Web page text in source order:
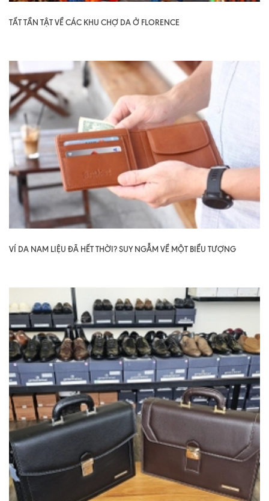
TẤT TẦN TẬT VỀ CÁC KHU CHỢ DA Ở FLORENCE
VÍ DA NAM LIỆU ĐÃ HẾT THỜI? SUY NGẪM VỀ MỘT BIỂU TƯỢNG